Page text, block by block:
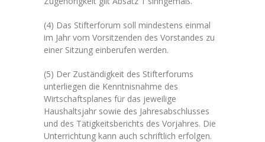
(4) Das Stifterforum soll mindestens einmal
im Jahr vom Vorsitzenden des Vorstandes zu
einer Sitzung einberufen werden.
(5) Der Zuständigkeit des Stifterforums
unterliegen die Kenntnisnahme des
Wirtschaftsplanes für das jeweilige
Haushaltsjahr sowie des Jahresabschlusses
und des Tätigkeitsberichts des Vorjahres. Die
Unterrichtung kann auch schriftlich erfolgen.